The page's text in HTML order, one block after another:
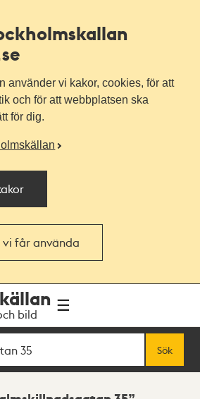
använder vi kakor, cookies, för att
och för att webbplatsen ska
för dig.
vi får använda
bild
Sök